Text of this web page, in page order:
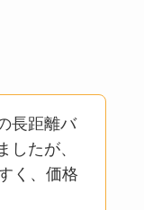
長距離バ
したが、
く、価格